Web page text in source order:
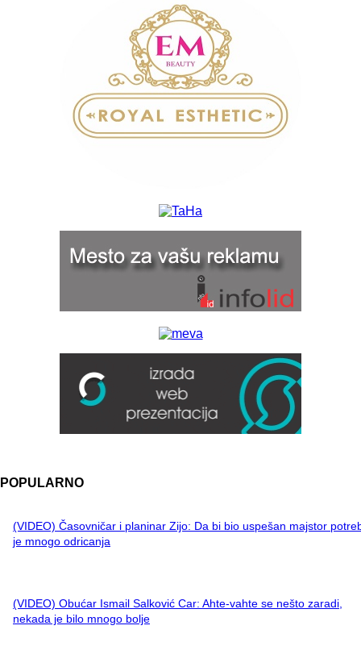
POPULARNO
(VIDEO) Časovničar i planinar Zijo: Da bi bio uspešan majstor
je mnogo odricanja
(VIDEO) Obućar Ismail Salković Car: Ahte-vahte se nešto zaradi,
nekada je bilo mnogo bolje